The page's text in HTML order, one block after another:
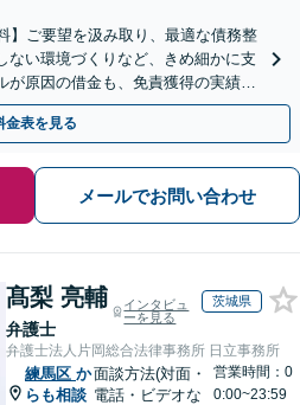
】ご要望を汲み取り、最適な債務整
ない環境づくりなど、きめ細かに支
が原因の借金も、免責獲得の実績あ
金表を見る
メールでお問い合わせ
髙梨 亮輔
弁護士
インタビュ
ーを見る
茨城県
弁護士法人片岡総合法律事務所 日立事務所
練馬区 か
らも相談
面談方法(対面・
電話・ビデオな
営業時間：0
0:00~23:59